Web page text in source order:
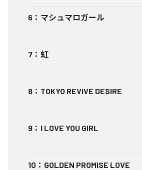
6 ： マシュマロガール
7 ： 虹
8 ： TOKYO REVIVE DESIRE
9 ： I LOVE YOU GIRL
10 ： GOLDEN PROMISE LOVE